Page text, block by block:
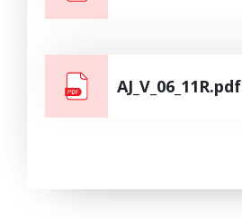
AJ_V_06_11R.pdf